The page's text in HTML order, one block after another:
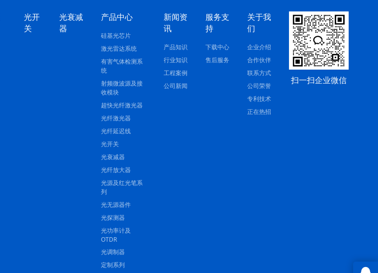
光开
关
光衰减
器
产品中心
硅基光芯片
激光雷达系统
有害气体检测系
统
射频微波源及接
收模块
超快光纤激光器
光纤激光器
光纤延迟线
光开关
光衰减器
光纤放大器
光源及红光笔系
列
光无源器件
光探测器
光功率计及
OTDR
光调制器
定制系列
新闻资
讯
产品知识
行业知识
工程案例
公司新闻
服务支
持
下载中心
售后服务
关于我
们
企业介绍
合作伙伴
联系方式
公司荣誉
专利技术
正在热招
扫一扫企业微信